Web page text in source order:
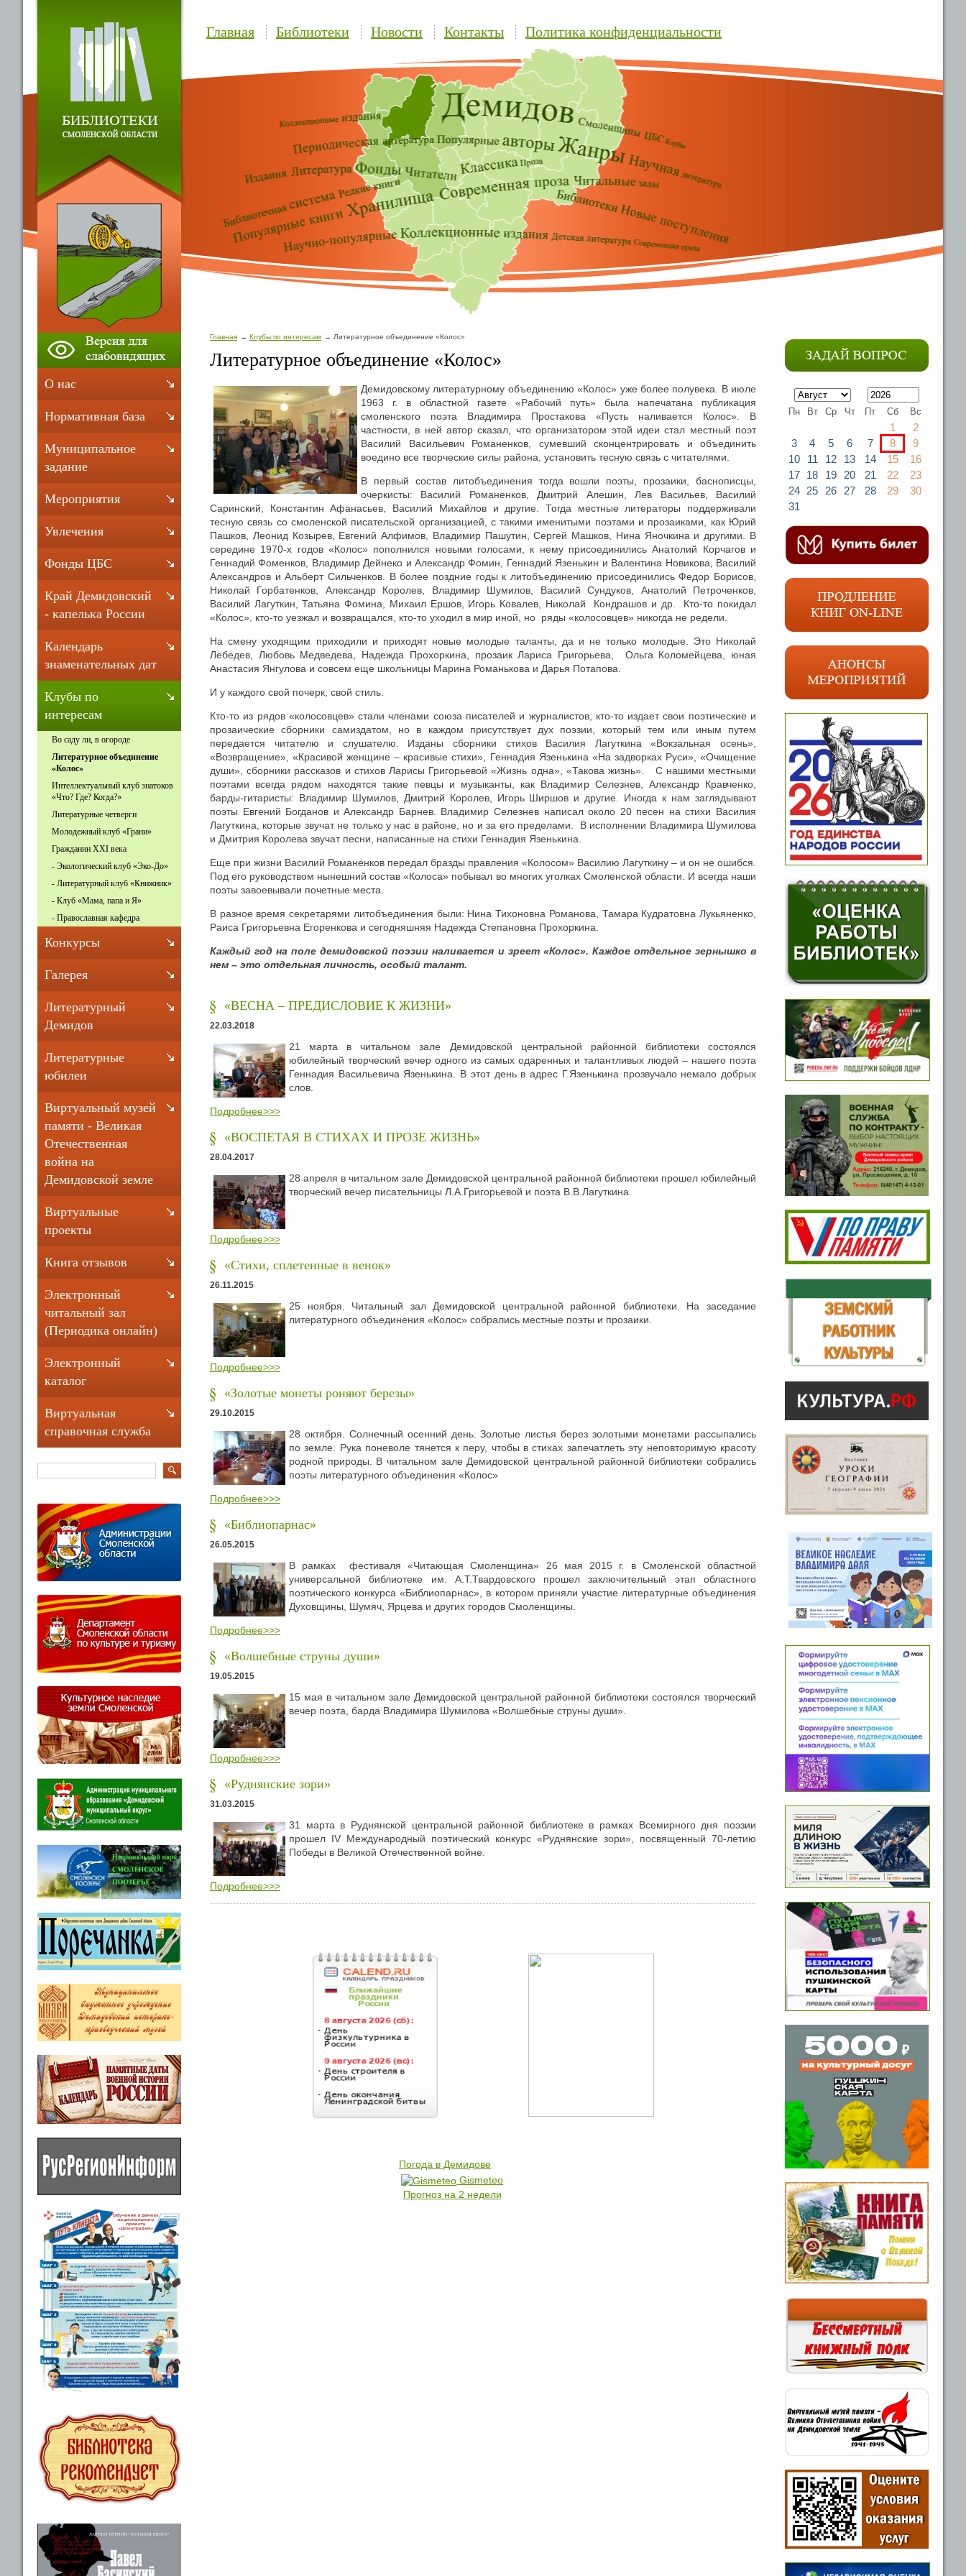
Главная Библиотеки Новости Контакты Политика конфиденциальности
Главная Клубы по интересам Литературное объединение «Колос»
Литературное объединение «Колос»
Демидовскому литературному объединению «Колос» уже более полувека. В июле
1963 г. в областной газете «Рабочий путь» была напечатана публикация
смоленского поэта Владимира Простакова «Пусть наливается Колос». В
частности, в ней автор сказал, что организатором этой идеи стал местный поэт
Василий Васильевич Романенков, сумевший сконцентрировать и объединить
воедино все творческие силы района, установить тесную связь с читателями.
В первый состав литобъединения тогда вошли поэты, прозаики, баснописцы,
очеркисты: Василий Романенков, Дмитрий Алешин, Лев Васильев, Василий
Саринский, Константин Афанасьев, Василий Михайлов и другие. Тогда местные литераторы поддерживали
тесную связь со смоленской писательской организацией, с такими именитыми поэтами и прозаиками, как Юрий
Пашков, Леонид Козырев, Евгений Алфимов, Владимир Пашутин, Сергей Машков, Нина Яночкина и другими. В
середине 1970-х годов «Колос» пополнился новыми голосами, к нему присоединились Анатолий Корчагов и
Геннадий Фоменков, Владимир Дейнеко и Александр Фомин, Геннадий Язенькин и Валентина Новикова, Василий
Александров и Альберт Сильченков. В более поздние годы к литобъединению присоединились Федор Борисов,
Николай Горбатенков, Александр Королев, Владимир Шумилов, Василий Сундуков, Анатолий Петроченков,
Василий Лагуткин, Татьяна Фомина, Михаил Ершов, Игорь Ковалев, Николай Кондрашов и др. Кто-то покидал
«Колос», кто-то уезжал и возвращался, кто-то уходил в мир иной, но ряды «колосовцев» никогда не редели.
На смену уходящим приходили и приходят новые молодые таланты, да и не только молодые. Это Николай
Лебедев, Любовь Медведева, Надежда Прохоркина, прозаик Лариса Григорьева, Ольга Коломейцева, юная
Анастасия Янгулова и совсем еще школьницы Марина Романькова и Дарья Потапова.
И у каждого свой почерк, свой стиль.
Кто-то из рядов «колосовцев» стали членами союза писателей и журналистов, кто-то издает свои поэтические и
прозаические сборники самиздатом, но в каждом присутствует дух поэзии, который тем или иным путем
передается читателю и слушателю. Изданы сборники стихов Василия Лагуткина «Вокзальная осень»,
«Возвращение», «Красивой женщине – красивые стихи», Геннадия Язенькина «На задворках Руси», «Очищение
души», сборники рассказов и стихов Ларисы Григорьевой «Жизнь одна», «Такова жизнь». С нашими местными
поэтами всегда рядом находятся такие певцы и музыканты, как Владимир Селезнев, Александр Кравченко,
барды-гитаристы: Владимир Шумилов, Дмитрий Королев, Игорь Ширшов и другие. Иногда к нам заглядывают
поэты Евгений Богданов и Александр Барнев. Владимир Селезнев написал около 20 песен на стихи Василия
Лагуткина, которые звучат не только у нас в районе, но и за его пределами. В исполнении Владимира Шумилова
и Дмитрия Королева звучат песни, написанные на стихи Геннадия Язенькина.
Еще при жизни Василий Романенков передал бразды правления «Колосом» Василию Лагуткину – и он не ошибся.
Под его руководством нынешний состав «Колоса» побывал во многих уголках Смоленской области. И всегда наши
поэты завоевывали почетные места.
В разное время секретарями литобъединения были: Нина Тихоновна Романова, Тамара Кудратовна Лукьяненко,
Раиса Григорьевна Егоренкова и сегодняшняя Надежда Степановна Прохоркина.
Каждый год на поле демидовской поэзии наливается и зреет «Колос». Каждое отдельное зернышко в
нем – это отдельная личность, особый талант.
«ВЕСНА – ПРЕДИСЛОВИЕ К ЖИЗНИ»
22.03.2018
21 марта в читальном зале Демидовской центральной районной библиотеки состоялся
юбилейный творческий вечер одного из самых одаренных и талантливых людей – нашего поэта
Геннадия Васильевича Язенькина. В этот день в адрес Г.Язенькина прозвучало немало добрых
слов.
Подробнее>>>
«ВОСПЕТАЯ В СТИХАХ И ПРОЗЕ ЖИЗНЬ»
28.04.2017
28 апреля в читальном зале Демидовской центральной районной библиотеки прошел юбилейный
творческий вечер писательницы Л.А.Григорьевой и поэта В.В.Лагуткина.
Подробнее>>>
«Стихи, сплетенные в венок»
26.11.2015
25 ноября. Читальный зал Демидовской центральной районной библиотеки. На заседание
литературного объединения «Колос» собрались местные поэты и прозаики.
Подробнее>>>
«Золотые монеты роняют березы»
29.10.2015
28 октября. Солнечный осенний день. Золотые листья берез золотыми монетами рассыпались
по земле. Рука поневоле тянется к перу, чтобы в стихах запечатлеть эту неповторимую красоту
родной природы. В читальном зале Демидовской центральной районной библиотеки собрались
поэты литературного объединения «Колос»
Подробнее>>>
«Библиопарнас»
26.05.2015
В рамках фестиваля «Читающая Смоленщина» 26 мая 2015 г. в Смоленской областной
универсальной библиотеке им. А.Т.Твардовского прошел заключительный этап областного
поэтического конкурса «Библиопарнас», в котором приняли участие литературные объединения
Духовщины, Шумяч, Ярцева и других городов Смоленщины.
Подробнее>>>
«Волшебные струны души»
19.05.2015
15 мая в читальном зале Демидовской центральной районной библиотеки состоялся творческий
вечер поэта, барда Владимира Шумилова «Волшебные струны души».
Подробнее>>>
«Руднянские зори»
31.03.2015
31 марта в Руднянской центральной районной библиотеке в рамках Всемирного дня поэзии
прошел IV Международный поэтический конкурс «Руднянские зори», посвященный 70-летию
Победы в Великой Отечественной войне.
Подробнее>>>
Погода в Демидове
Gismeteo
Прогноз на 2 недели
О нас
Нормативная база
Муниципальное
задание
Мероприятия
Увлечения
Фонды ЦБС
Край Демидовский
- капелька России
Календарь
знаменательных дат
Клубы по
интересам
Во саду ли, в огороде
Литературное объединение
«Колос»
Интеллектуальный клуб знатоков
«Что? Где? Когда?»
Литературные четверги
Молодежный клуб «Грани»
Гражданин XXI века
- Экологический клуб «Эко-До»
- Литературный клуб «Книжник»
- Клуб «Мама, папа и Я»
- Православная кафедра
Конкурсы
Галерея
Литературный
Демидов
Литературные
юбилеи
Виртуальный музей
памяти - Великая
Отечественная
война на
Демидовской земле
Виртуальные
проекты
Книга отзывов
Электронный
читальный зал
(Периодика онлайн)
Электронный
каталог
Виртуальная
справочная служба
Пн Вт Ср Чт Пт Сб Вс
1
2
3
4 5 6 7 8
9
10
11 12 13 14 15
16
17 18 19 20 21 22
23
24 25 26 27 28 29
30
31